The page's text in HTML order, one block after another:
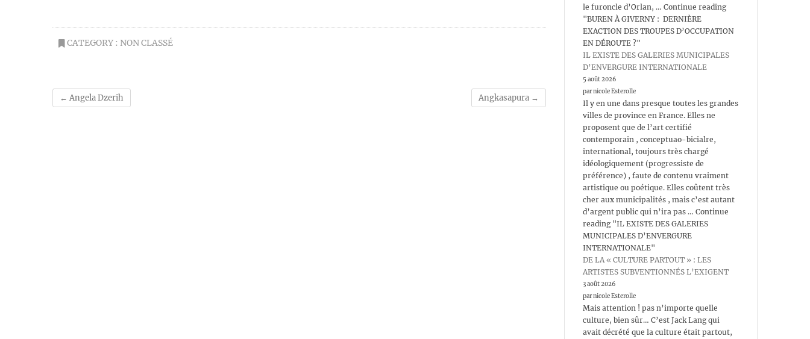
CATEGORY : NON CLASSÉ
← Angela Dzerih Angkasapura →
le furoncle d’Orlan, … Continue reading
"BUREN À GIVERNY : DERNIÈRE
EXACTION DES TROUPES D’OCCUPATION
EN DÉROUTE ?"
IL EXISTE DES GALERIES MUNICIPALES
D’ENVERGURE INTERNATIONALE
5 août 2026
par nicole Esterolle
Il y en une dans presque toutes les grandes
villes de province en France. Elles ne
proposent que de l’art certifié
contemporain , conceptuao-bicialre,
international, toujours très chargé
idéologiquement (progressiste de
préférence) , faute de contenu vraiment
artistique ou poétique. Elles coûtent très
cher aux municipalités , mais c’est autant
d’argent public qui n’ira pas … Continue
reading "IL EXISTE DES GALERIES
MUNICIPALES D’ENVERGURE
INTERNATIONALE"
DE LA « CULTURE PARTOUT » : LES
ARTISTES SUBVENTIONNÉS L’EXIGENT
3 août 2026
par nicole Esterolle
Mais attention ! pas n’importe quelle
culture, bien sûr… C’est Jack Lang qui
avait décrété que la culture était partout,